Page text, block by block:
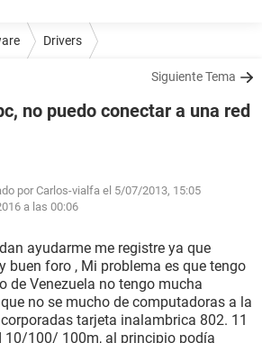
Drivers
Siguiente Tema
no puedo conectar a una red
por Carlos-vialfa el 5/07/2013, 15:05
a las 00:06
ayudarme me registre ya que
buen foro , Mi problema es que tengo
de Venezuela no tengo mucha
no se mucho de computadoras a la
tarjeta inalambrica 802. 11
10/100/ 100m, al principio podía